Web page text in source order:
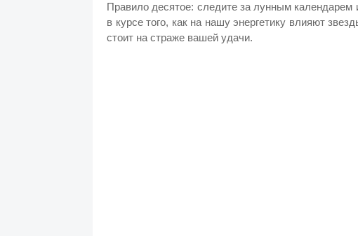
Правило десятое: следите за лунным
в курсе того, как на нашу энергетику влияют
стоит на страже вашей удачи.